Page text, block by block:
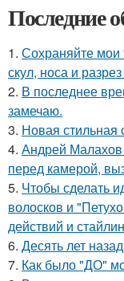
Последние
1. Сохраняйте
скул, носа и разрез
2. В последнее
замечаю.
3. Новая стильная
4. Андрей Малахов
перед камерой,
5. Чтобы сделать
волосков и
действий и
6. Десять лет
7. Как было "ДО"